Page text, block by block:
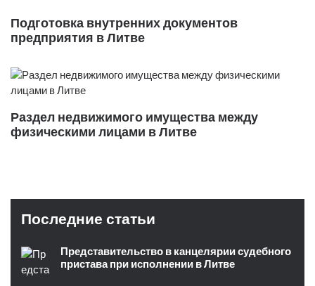
Подготовка внутренних документов
предприятия в Литве
Раздел недвижимого имущества между
физическими лицами в Литве
Последние статьи
Представительство в канцелярии судебного
пристава при исполнении в Литве